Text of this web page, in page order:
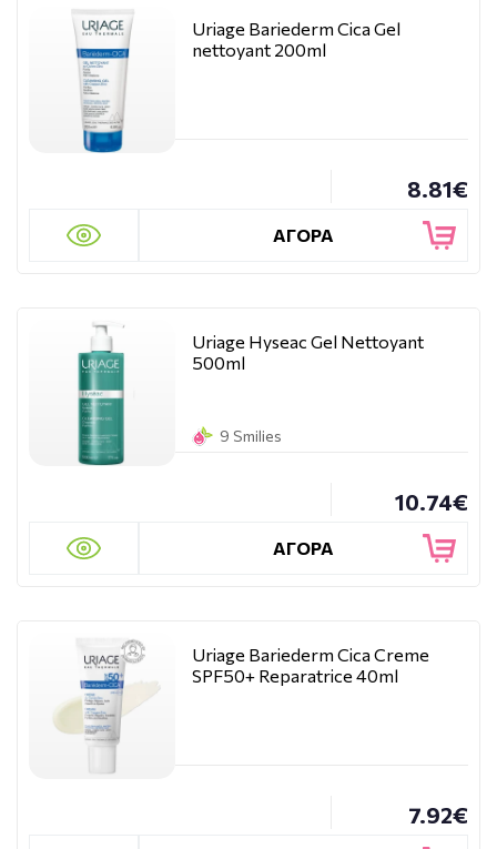
Uriage Bariederm Cica Gel
nettoyant 200ml
8.81€
ΑΓΟΡΑ
Uriage Hyseac Gel Nettoyant
500ml
9 Smilies
10.74€
ΑΓΟΡΑ
Uriage Bariederm Cica Creme
SPF50+ Reparatrice 40ml
7.92€